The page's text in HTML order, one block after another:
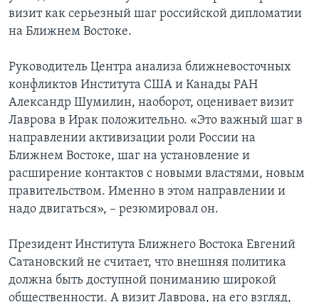
визит как серьезный шаг российской дипломатии
на Ближнем Востоке.
Руководитель Центра анализа ближневосточных
конфликтов Института США и Канады РАН
Александр Шумилин, наоборот, оценивает визит
Лаврова в Ирак положительно. «Это важный шаг в
направлении активизации роли России на
Ближнем Востоке, шаг на установление и
расширение контактов с новыми властями, новым
правительством. Именно в этом направлении и
надо двигаться», – резюмировал он.
Президент Института Ближнего Востока Евгений
Сатановский не считает, что внешняя политика
должна быть доступной пониманию широкой
общественности. А визит Лаврова, на его взгляд,